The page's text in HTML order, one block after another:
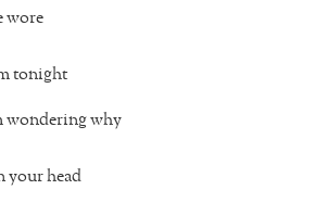
wore
tonight
wondering why
your head